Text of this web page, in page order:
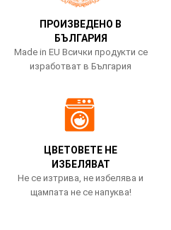
ПРОИЗВЕДЕНО В
БЪЛГАРИЯ
Made in EU Всички продукти се
изработват в България
ЦВЕТОВЕТЕ НЕ
ИЗБЕЛЯВАТ
Не се изтрива, не избелява и
щампата не се напуква!